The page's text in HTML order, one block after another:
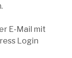
E-Mail mit
Login